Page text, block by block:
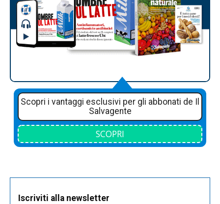
Scopri i vantaggi esclusivi per gli abbonati de Il
Salvagente
SCOPRI
Iscriviti alla newsletter